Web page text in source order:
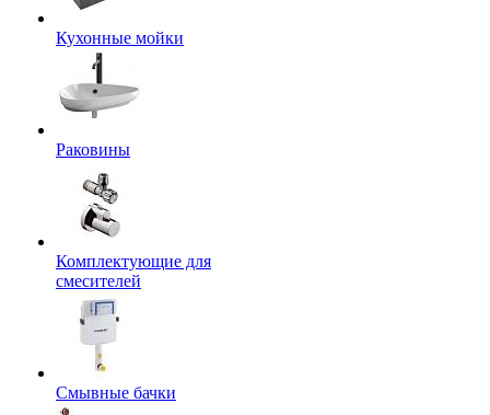
Кухонные мойки
Раковины
Комплектующие для
смесителей
Смывные бачки